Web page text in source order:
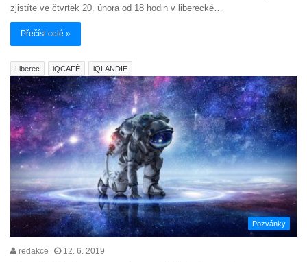
zjistíte ve čtvrtek 20. února od 18 hodin v liberecké…
Přečíst celé »
Liberec iQCAFÉ iQLANDIE
Pozvánky
redakce 12. 6. 2019